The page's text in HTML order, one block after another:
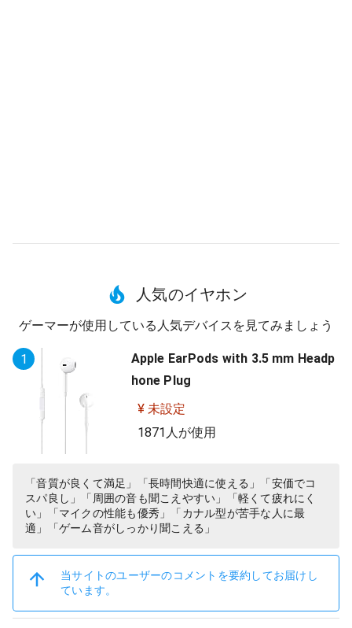
人気のイヤホン
ゲーマーが使用している人気デバイスを見てみましょう
1
Apple EarPods with 3.5 mm Headp
hone Plug
¥ 未設定
1871人が使用
「音質が良くて満足」「長時間快適に使える」「安価でコ
スパ良し」「周囲の音も聞こえやすい」「軽くて疲れにく
い」「マイクの性能も優秀」「カナル型が苦手な人に最
適」「ゲーム音がしっかり聞こえる」
当サイトのユーザーのコメントを要約してお届けし
ています。